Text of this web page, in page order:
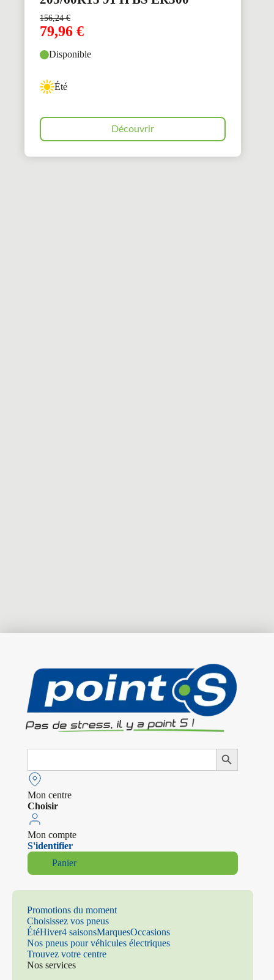
156,24€
79,96 €
Disponible
Été
Découvrir
Search
Search Button
Mon centre
Choisir
Mon compte
S'identifier
Panier
Promotions du moment
Choisissez vos pneus
ÉtéHiver4 saisonsMarquesOccasions
Nos pneus pour véhicules électriques
Trouvez votre centre
Nos services